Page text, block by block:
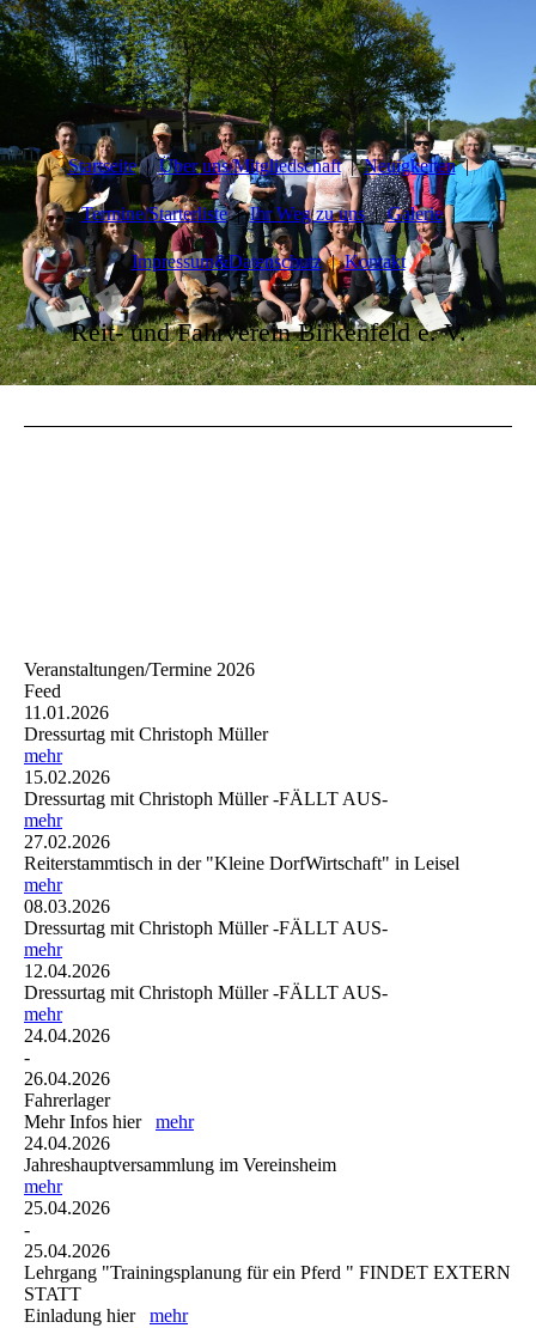
Startseite Über uns/Mitgliedschaft Neuigkeiten
Termine/Starterliste Ihr Weg zu uns Galerie
Impressum&Datenschutz Kontakt
Reit- und Fahrverein Birkenfeld e. V.
Veranstaltungen/Termine 2026
Feed
11.01.2026
Dressurtag mit Christoph Müller
mehr
15.02.2026
Dressurtag mit Christoph Müller -FÄLLT AUS-
mehr
27.02.2026
Reiterstammtisch in der "Kleine DorfWirtschaft" in Leisel
mehr
08.03.2026
Dressurtag mit Christoph Müller -FÄLLT AUS-
mehr
12.04.2026
Dressurtag mit Christoph Müller -FÄLLT AUS-
mehr
24.04.2026
-
26.04.2026
Fahrerlager
Mehr Infos hier mehr
24.04.2026
Jahreshauptversammlung im Vereinsheim
mehr
25.04.2026
-
25.04.2026
Lehrgang "Trainingsplanung für ein Pferd " FINDET EXTERN
STATT
Einladung hier mehr